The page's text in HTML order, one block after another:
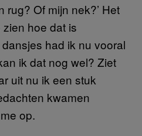
rug? Of mijn nek?’ Het
hoe dat is
had ik nu vooral
ik dat nog wel? Ziet
uit nu ik een stuk
kwamen
op.